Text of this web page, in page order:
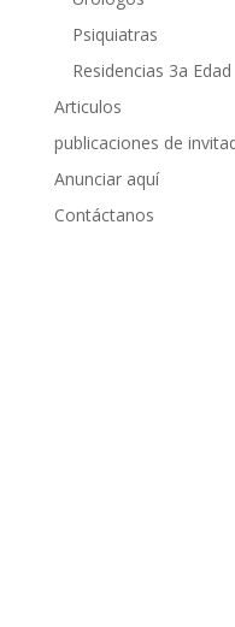
Psiquiatras
Residencias 3a Edad
Articulos
publicaciones de
Anunciar aquí
Contáctanos